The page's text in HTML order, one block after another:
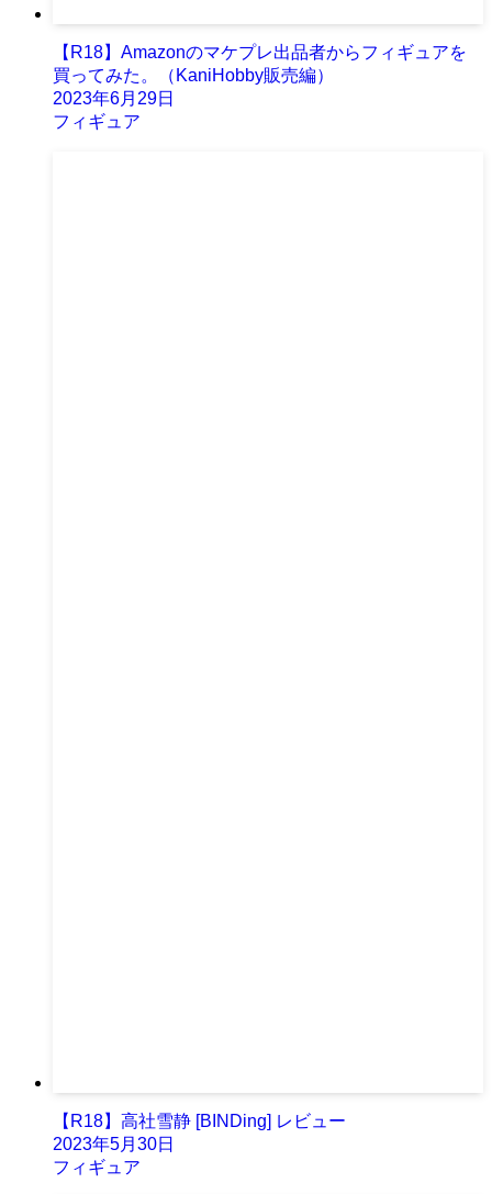
【R18】Amazonのマケプレ出品者からフィギュアを
買ってみた。（KaniHobby販売編）
2023年6月29日
フィギュア
【R18】高社雪静 [BINDing] レビュー
2023年5月30日
フィギュア